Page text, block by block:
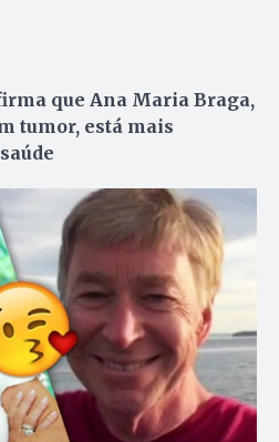
que Ana Maria Braga,
tumor, está mais